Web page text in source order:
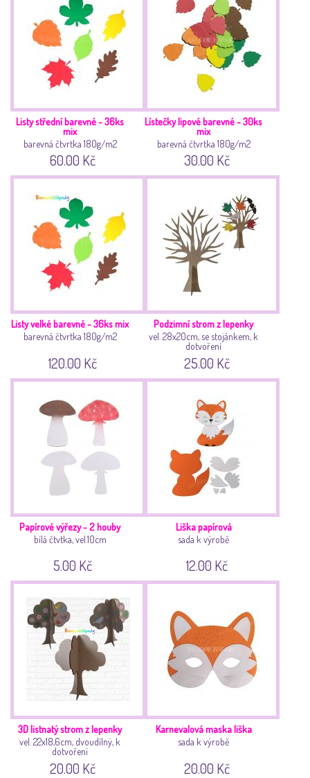
Listy střední barevné - 36ks
mix
barevná čtvrtka 180g/m2
60.00 Kč
Lístečky lipové barevné - 30ks
mix
barevná čtvrtka 180g/m2
30.00 Kč
Listy velké barevné - 36ks mix
barevná čtvrtka 180g/m2
120.00 Kč
Podzimní strom z lepenky
vel. 28x20cm, se stojánkem, k
dotvoření
25.00 Kč
Papírové výřezy - 2 houby
bílá čtvtka, vel.10cm
5.00 Kč
Liška papírová
sada k výrobě
12.00 Kč
3D listnatý strom z lepenky
vel. 22x18,6cm, dvoudílný, k
dotvoření
20.00 Kč
Karnevalová maska liška
sada k výrobě
20.00 Kč